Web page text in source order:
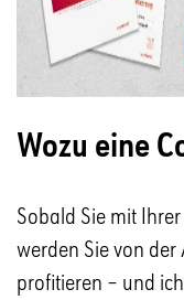
Wozu eine
Sobald Sie mit
werden Sie von
profitieren – und